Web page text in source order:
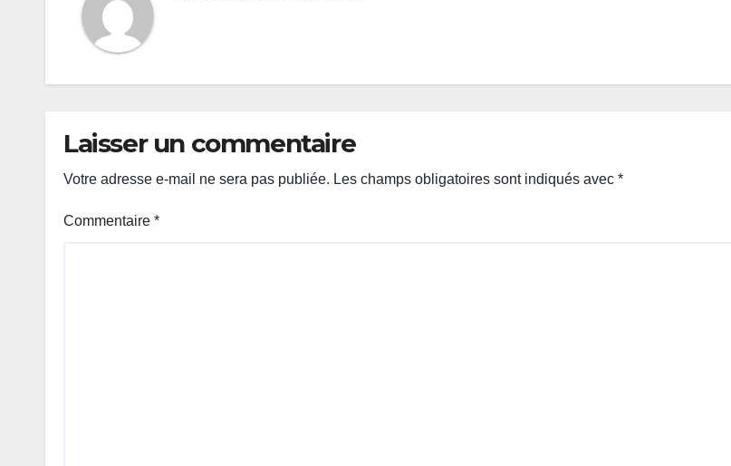
Laisser un commentaire
Votre adresse e-mail ne sera pas publiée. Les champs obligatoires sont indiqués avec *
Commentaire *